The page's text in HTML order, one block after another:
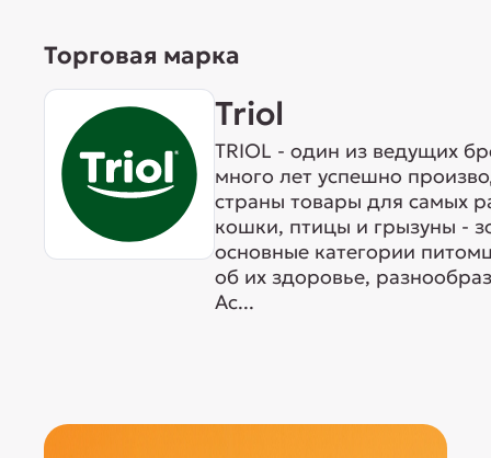
Торговая марка
Triol
TRIOL - один из ведущих
много лет успешно
страны товары для самых
кошки, птицы и грызуны -
основные категории
об их здоровье,
Ас...